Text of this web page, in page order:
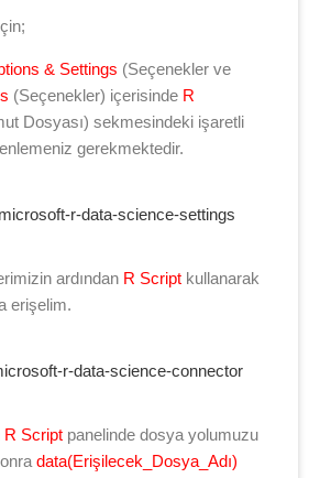
& Settings (Seçenekler ve
(Seçenekler) içerisinde R
Dosyası) sekmesindeki işaretli
gerekmektedir.
ardından R Script kullanarak
erişelim.
R Script panelinde dosya yolumuzu
data(Erişilecek_Dosya_Adı)